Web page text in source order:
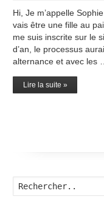
Hi, Je m’appelle
vais être une fille au
me suis inscrite sur le
d’an, le processus
alternance et avec les …
Lire la suite »